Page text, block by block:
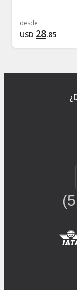
desde
USD 28.85